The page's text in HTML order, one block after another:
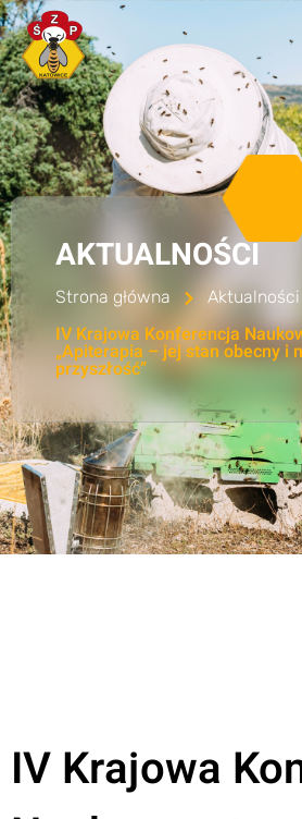
AKTUALNOŚCI
Strona główna Aktualności
IV Krajowa Konferencja
„Apiterapia – jej stan obecny i
przyszłość”
IV Krajowa